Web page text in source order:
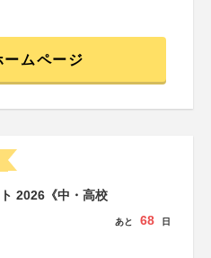
ームページ
2026《中・高校
あと 68 日